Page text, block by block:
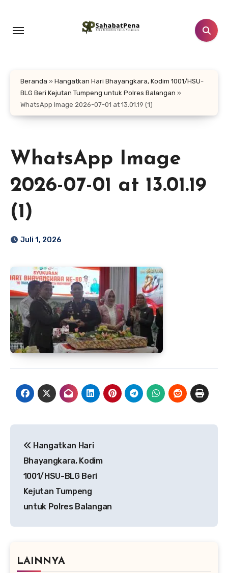
konten
Beranda » Hangatkan Hari Bhayangkara, Kodim 1001/HSU-
BLG Beri Kejutan Tumpeng untuk Polres Balangan »
WhatsApp Image 2026-07-01 at 13.01.19 (1)
WhatsApp Image
2026-07-01 at 13.01.19
(1)
Juli 1, 2026
pos
Hangatkan Hari
Bhayangkara, Kodim
1001/HSU-BLG Beri
Kejutan Tumpeng
untuk Polres Balangan
LAINNYA